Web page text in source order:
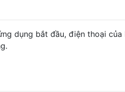
dụng bắt đầu, điện thoại